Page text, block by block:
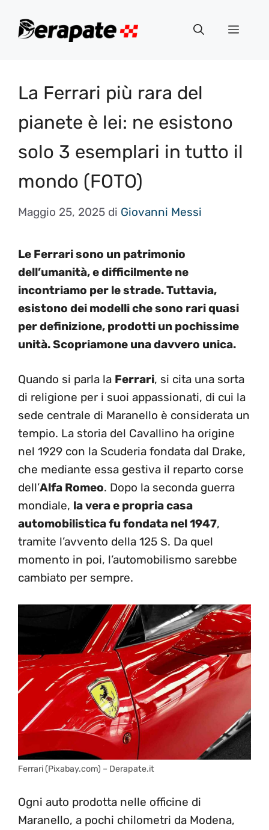
Menu
La Ferrari più rara del
pianete è lei: ne esistono
solo 3 esemplari in tutto il
mondo (FOTO)
Maggio 25, 2025 di Giovanni Messi
Le Ferrari sono un patrimonio
dell’umanità, e difficilmente ne
incontriamo per le strade. Tuttavia,
esistono dei modelli che sono rari quasi
per definizione, prodotti un pochissime
unità. Scopriamone una davvero unica.
Quando si parla la Ferrari, si cita una sorta
di religione per i suoi appassionati, di cui la
sede centrale di Maranello è considerata un
tempio. La storia del Cavallino ha origine
nel 1929 con la Scuderia fondata dal Drake,
che mediante essa gestiva il reparto corse
dell’Alfa Romeo. Dopo la seconda guerra
mondiale, la vera e propria casa
automobilistica fu fondata nel 1947,
tramite l’avvento della 125 S. Da quel
momento in poi, l’automobilismo sarebbe
cambiato per sempre.
Ferrari (Pixabay.com) – Derapate.it
Ogni auto prodotta nelle officine di
Maranello, a pochi chilometri da Modena,